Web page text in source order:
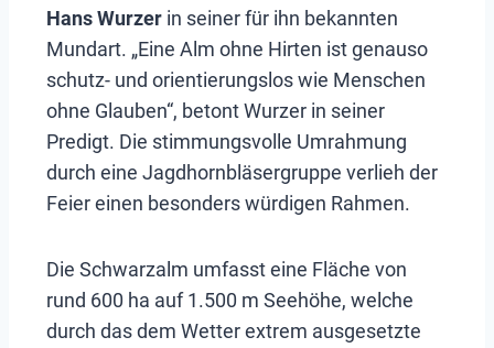
Hans Wurzer in seiner für ihn bekannten
Mundart. „Eine Alm ohne Hirten ist genauso
schutz- und orientierungslos wie Menschen
ohne Glauben“, betont Wurzer in seiner
Predigt. Die stimmungsvolle Umrahmung
durch eine Jagdhornbläsergruppe verlieh der
Feier einen besonders würdigen Rahmen.
Die Schwarzalm umfasst eine Fläche von
rund 600 ha auf 1.500 m Seehöhe, welche
durch das dem Wetter extrem ausgesetzte